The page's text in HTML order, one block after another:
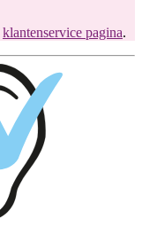
klantenservice pagina.